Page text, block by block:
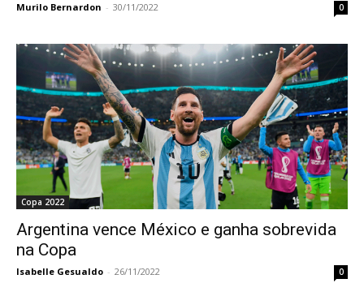
Murilo Bernardon - 30/11/2022 0
Copa 2022
Argentina vence México e ganha sobrevida
na Copa
Isabelle Gesualdo - 26/11/2022 0